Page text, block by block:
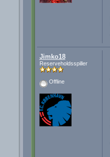
Jimko18
Reserveholdsspiller
Offline